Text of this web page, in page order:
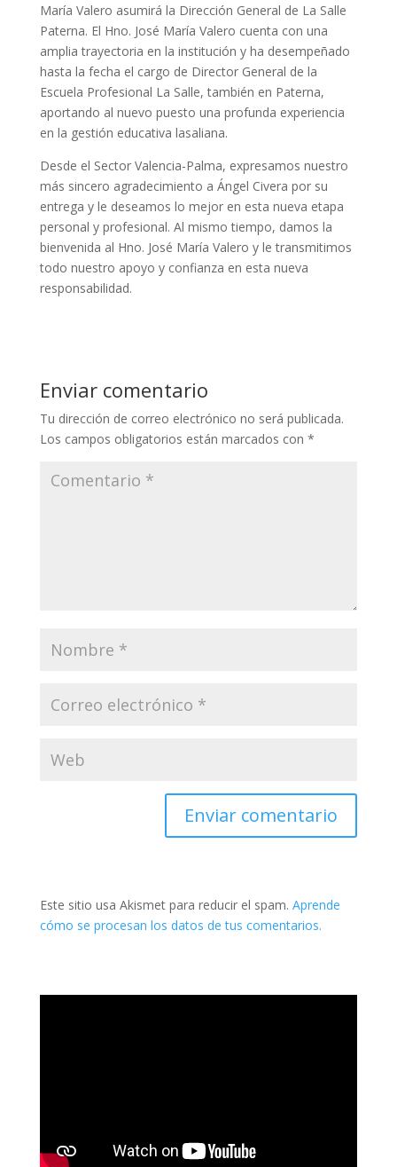
María Valero asumirá la Dirección General de La Salle
Paterna. El Hno. José María Valero cuenta con una
amplia trayectoria en la institución y ha desempeñado
hasta la fecha el cargo de Director General de la
Escuela Profesional La Salle, también en Paterna,
aportando al nuevo puesto una profunda experiencia
en la gestión educativa lasaliana.
Desde el Sector Valencia-Palma, expresamos nuestro
más sincero agradecimiento a Ángel Civera por su
entrega y le deseamos lo mejor en esta nueva etapa
personal y profesional. Al mismo tiempo, damos la
bienvenida al Hno. José María Valero y le transmitimos
todo nuestro apoyo y confianza en esta nueva
responsabilidad.
Enviar comentario
Tu dirección de correo electrónico no será publicada.
Los campos obligatorios están marcados con *
Este sitio usa Akismet para reducir el spam. Aprende
cómo se procesan los datos de tus comentarios.